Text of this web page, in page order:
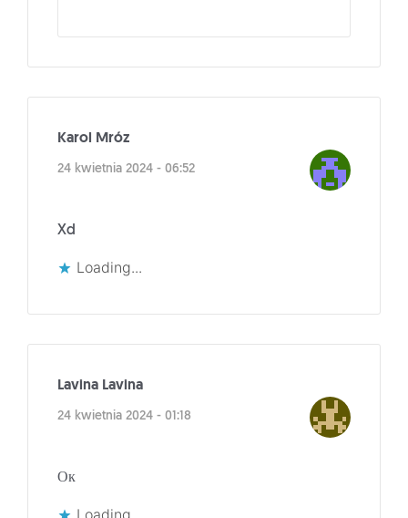
Karol Mróz
24 kwietnia 2024 - 06:52
Xd
Loading...
Lavina Lavina
24 kwietnia 2024 - 01:18
Ок
Loading...